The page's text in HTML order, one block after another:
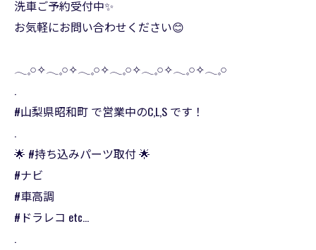
洗車ご予約受付中✨
お気軽にお問い合わせください😊
𓂃𓈒𓏸✧︎𓂃𓈒𓏸✧︎𓂃𓈒𓏸✧︎𓂃𓈒𓏸✧︎𓂃𓈒𓏸✧︎𓂃𓈒𓏸✧︎𓂃𓈒𓏸
.
#山梨県昭和町 で営業中のC,L,S です！
.
🌟 #持ち込みパーツ取付 🌟
#ナビ
#車高調
#ドラレコ etc…
.